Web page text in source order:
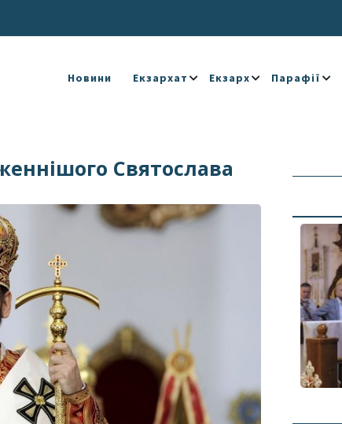
Новини Екзархат Екзарх Парафії
Святослава